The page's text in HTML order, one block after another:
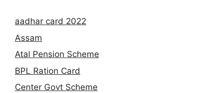
aadhar card 2022
Assam
Atal Pension Scheme
BPL Ration Card
Center Govt Scheme